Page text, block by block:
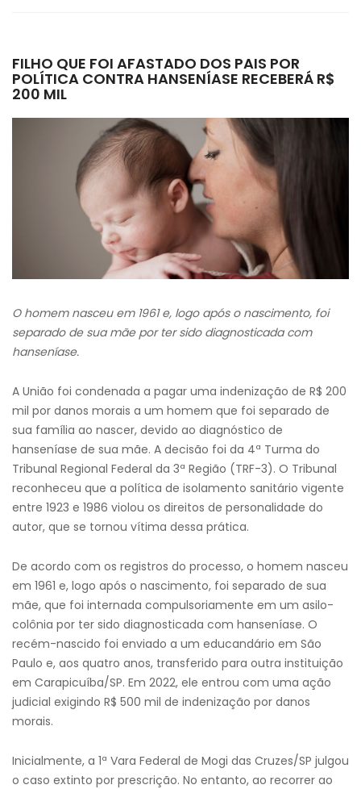
FILHO QUE FOI AFASTADO DOS PAIS POR
POLÍTICA CONTRA HANSENÍASE RECEBERÁ R$
200 MIL
O homem nasceu em 1961 e, logo após o nascimento, foi
separado de sua mãe por ter sido diagnosticada com
hanseníase.
A União foi condenada a pagar uma indenização de R$ 200
mil por danos morais a um homem que foi separado de
sua família ao nascer, devido ao diagnóstico de
hanseníase de sua mãe. A decisão foi da 4ª Turma do
Tribunal Regional Federal da 3ª Região (TRF-3). O Tribunal
reconheceu que a política de isolamento sanitário vigente
entre 1923 e 1986 violou os direitos de personalidade do
autor, que se tornou vítima dessa prática.
De acordo com os registros do processo, o homem nasceu
em 1961 e, logo após o nascimento, foi separado de sua
mãe, que foi internada compulsoriamente em um asilo-
colônia por ter sido diagnosticada com hanseníase. O
recém-nascido foi enviado a um educandário em São
Paulo e, aos quatro anos, transferido para outra instituição
em Carapicuíba/SP. Em 2022, ele entrou com uma ação
judicial exigindo R$ 500 mil de indenização por danos
morais.
Inicialmente, a 1ª Vara Federal de Mogi das Cruzes/SP julgou
o caso extinto por prescrição. No entanto, ao recorrer ao